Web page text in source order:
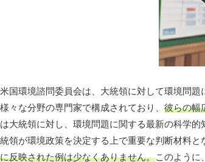
米国環境諮問委員会は、大統領に対して環境問
様々な分野の専門家で構成されており、 彼らの幅
は大統領に対し、環境問題に関する最新の科学
統領が環境政策を決定する上で重要な判断材料と
に反映された例は少なくありません。このように